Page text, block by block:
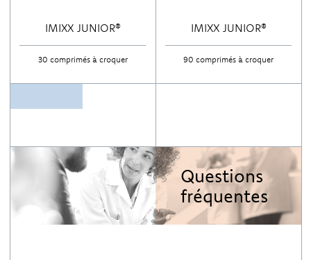
IMIXX JUNIOR®
30 comprimés à croquer
IMIXX JUNIOR®
90 comprimés à croquer
Questions
fréquentes